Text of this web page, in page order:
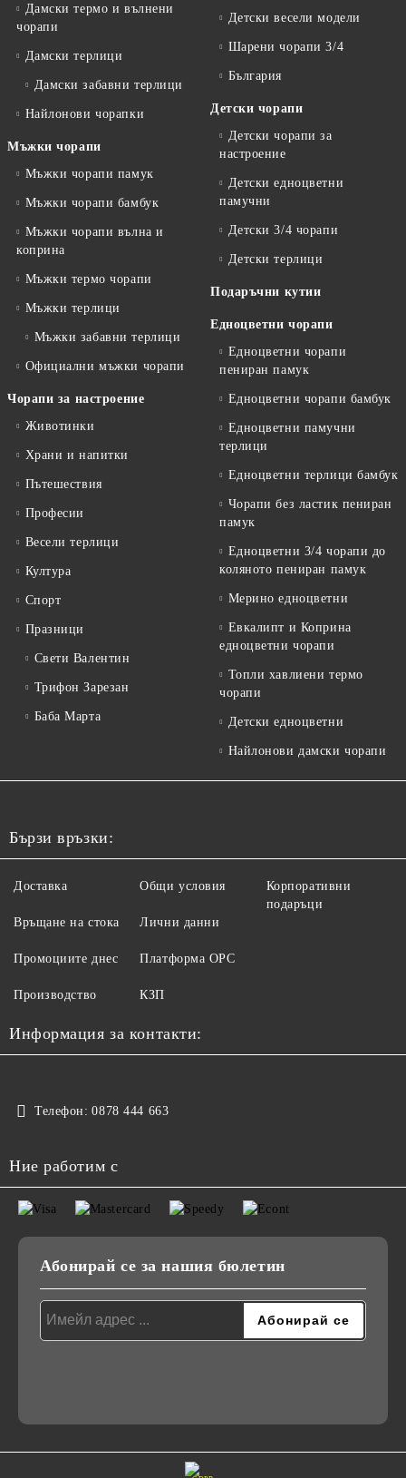
Дамски термо и вълнени
чорапи
Дамски терлици
Дамски забавни терлици
Найлонови чорапки
Мъжки чорапи
Мъжки чорапи памук
Мъжки чорапи бамбук
Мъжки чорапи вълна и
коприна
Мъжки термо чорапи
Мъжки терлици
Мъжки забавни терлици
Официални мъжки чорапи
Чорапи за настроение
Животинки
Храни и напитки
Пътешествия
Професии
Весели терлици
Култура
Спорт
Празници
Свети Валентин
Трифон Зарезан
Баба Марта
Детски весели модели
Шарени чорапи 3/4
България
Детски чорапи
Детски чорапи за
настроение
Детски едноцветни
памучни
Детски 3/4 чорапи
Детски терлици
Подаръчни кутии
Едноцветни чорапи
Едноцветни чорапи
пениран памук
Едноцветни чорапи бамбук
Едноцветни памучни
терлици
Едноцветни терлици бамбук
Чорапи без ластик пениран
памук
Едноцветни 3/4 чорапи до
коляното пениран памук
Мерино едноцветни
Евкалипт и Коприна
едноцветни чорапи
Топли хавлиени термо
чорапи
Детски едноцветни
Найлонови дамски чорапи
Бързи връзки:
Доставка
Връщане на стока
Промоциите днес
Производство
Общи условия
Лични данни
Платформа ОРС
КЗП
Корпоративни
подаръци
Информация за контакти:
Телефон: 0878 444 663
Ние работим с
Абонирай се за нашия бюлетин